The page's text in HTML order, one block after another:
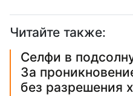
Читайте также:
Селфи в
За
без разрешения